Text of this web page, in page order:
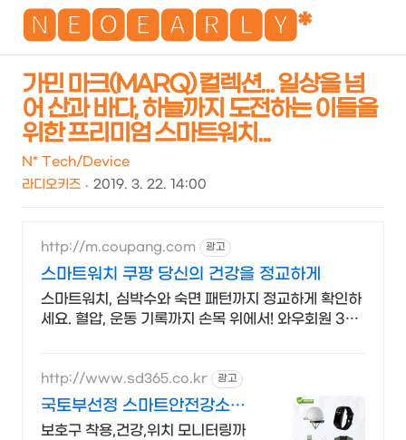
🅽🅴🅾🅴🅰🆁🅻🆈*
검
메
가민 마크(MARQ) 컬렉션... 일상을 넘
어 산과 바다, 하늘까지 도전하는 이들을
위한 프리미엄 스마트워치...
N* Tech/Device
라디오키즈
2019. 3. 22. 14:00
http://m.coupang.com 광고
스마트워치 쿠팡 당신의 건강을 정교하게
스마트워치, 심박수와 숙면 패턴까지 정교하게 확인하
세요. 혈압, 운동 기록까지 손목 위에서! 와우회원 30
http://www.sd365.co.kr 광고
국토부선정 스마트안전강소기
업 합리적인 가격, 무료 컨설팅
보호구 착용,건강,위치 모니터링까